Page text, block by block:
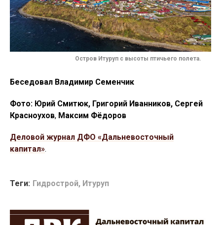
Остров Итуруп с высоты птичьего полета.
Беседовал Владимир Семенчик
Фото: Юрий Смитюк, Григорий Иванников, Сергей
Красноухов, Максим Фёдоров
Деловой журнал ДФО «Дальневосточный
капитал».
Теги: Гидрострой, Итуруп